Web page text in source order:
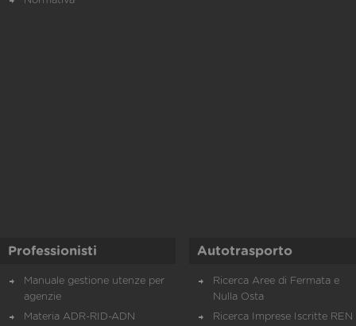
Professionisti
Manuale gestione utenze per
agenzie
Materia ADR-RID-ADN
Autotrasporto
Ricerca Aree di Fermata e
Nulla Osta
Ricerca Imprese Iscritte REN